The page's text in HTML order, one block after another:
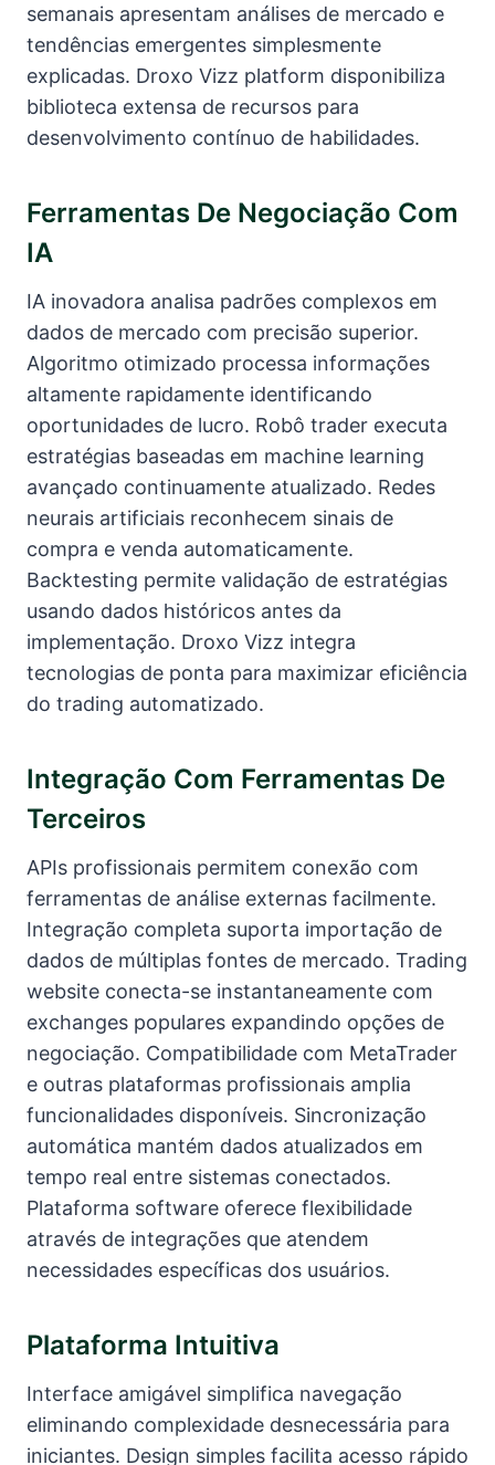
semanais apresentam análises de mercado e
tendências emergentes simplesmente
explicadas. Droxo Vizz platform disponibiliza
biblioteca extensa de recursos para
desenvolvimento contínuo de habilidades.
Ferramentas De Negociação Com
IA
IA inovadora analisa padrões complexos em
dados de mercado com precisão superior.
Algoritmo otimizado processa informações
altamente rapidamente identificando
oportunidades de lucro. Robô trader executa
estratégias baseadas em machine learning
avançado continuamente atualizado. Redes
neurais artificiais reconhecem sinais de
compra e venda automaticamente.
Backtesting permite validação de estratégias
usando dados históricos antes da
implementação. Droxo Vizz integra
tecnologias de ponta para maximizar eficiência
do trading automatizado.
Integração Com Ferramentas De
Terceiros
APIs profissionais permitem conexão com
ferramentas de análise externas facilmente.
Integração completa suporta importação de
dados de múltiplas fontes de mercado. Trading
website conecta-se instantaneamente com
exchanges populares expandindo opções de
negociação. Compatibilidade com MetaTrader
e outras plataformas profissionais amplia
funcionalidades disponíveis. Sincronização
automática mantém dados atualizados em
tempo real entre sistemas conectados.
Plataforma software oferece flexibilidade
através de integrações que atendem
necessidades específicas dos usuários.
Plataforma Intuitiva
Interface amigável simplifica navegação
eliminando complexidade desnecessária para
iniciantes. Design simples facilita acesso rápido